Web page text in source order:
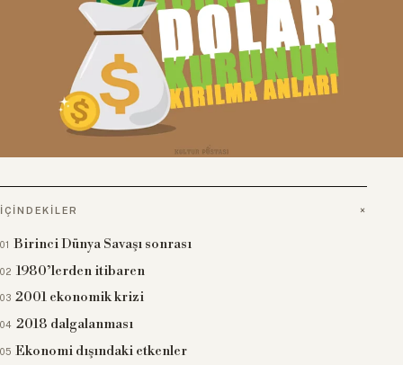
İÇINDEKILER
Birinci Dünya Savaşı sonrası
1980’lerden itibaren
2001 ekonomik krizi
2018 dalgalanması
Ekonomi dışındaki etkenler